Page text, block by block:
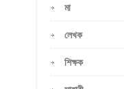
মা
লেখক
শিক্ষক